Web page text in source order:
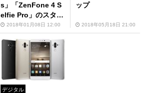
s」「ZenFone 4 S
elfie Pro」のスタミ
ナチェック
2018年01月08日 12:00
ップ
2018年05月18日 21:00
デジタル